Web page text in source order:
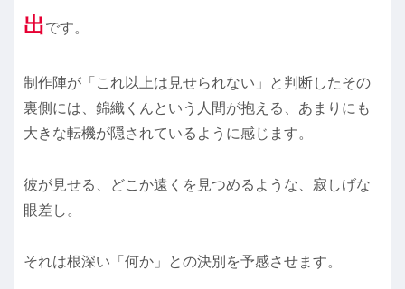
出です。
制作陣が「これ以上は見せられない」と判断したその
裏側には、錦織くんという人間が抱える、あまりにも
大きな転機が隠されているように感じます。
彼が見せる、どこか遠くを見つめるような、寂しげな
眼差し。
それは根深い「何か」との決別を予感させます。